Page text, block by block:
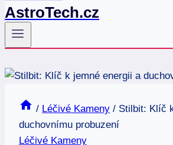
AstroTech.cz
/ Léčivé Kameny / Stilbit: Klíč
duchovnímu probuzení
Léčivé Kameny